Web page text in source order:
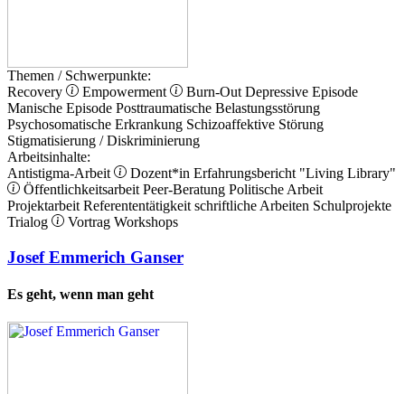
Themen / Schwerpunkte:
Recovery
Empowerment Burn-Out Depressive Episode
Manische Episode Posttraumatische Belastungsstörung
Psychosomatische Erkrankung Schizoaffektive Störung
Stigmatisierung / Diskriminierung
Arbeitsinhalte:
Antistigma-Arbeit
Dozent*in Erfahrungsbericht "Living Library"
Öffentlichkeitsarbeit Peer-Beratung Politische Arbeit
Projektarbeit Referententätigkeit schriftliche Arbeiten Schulprojekte
Trialog
Vortrag Workshops
Josef Emmerich Ganser
Es geht, wenn man geht